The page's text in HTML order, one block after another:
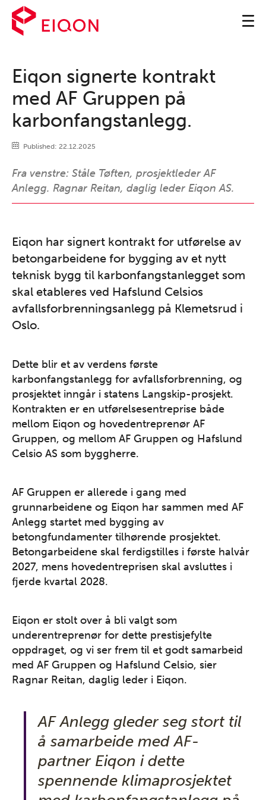
Eiqon signerte kontrakt
med AF Gruppen på
karbonfangstanlegg.
Published: 22.12.2025
Fra venstre: Ståle Tøften, prosjektleder AF
Anlegg. Ragnar Reitan, daglig leder Eiqon AS.
Eiqon har signert kontrakt for utførelse av
betongarbeidene for bygging av et nytt
teknisk bygg til karbonfangstanlegget som
skal etableres ved Hafslund Celsios
avfallsforbrenningsanlegg på Klemetsrud i
Oslo.
Dette blir et av verdens første
karbonfangstanlegg for avfallsforbrenning, og
prosjektet inngår i statens Langskip-prosjekt.
Kontrakten er en utførelsesentreprise både
mellom Eiqon og hovedentreprenør AF
Gruppen, og mellom AF Gruppen og Hafslund
Celsio AS som byggherre.
AF Gruppen er allerede i gang med
grunnarbeidene og Eiqon har sammen med AF
Anlegg startet med bygging av
betongfundamenter tilhørende prosjektet.
Betongarbeidene skal ferdigstilles i første halvår
2027, mens hovedentreprisen skal avsluttes i
fjerde kvartal 2028.
Eiqon er stolt over å bli valgt som
underentreprenør for dette prestisjefylte
oppdraget, og vi ser frem til et godt samarbeid
med AF Gruppen og Hafslund Celsio, sier
Ragnar Reitan, daglig leder i Eiqon.
AF Anlegg gleder seg stort til
å samarbeide med AF-
partner Eiqon i dette
spennende klimaprosjektet